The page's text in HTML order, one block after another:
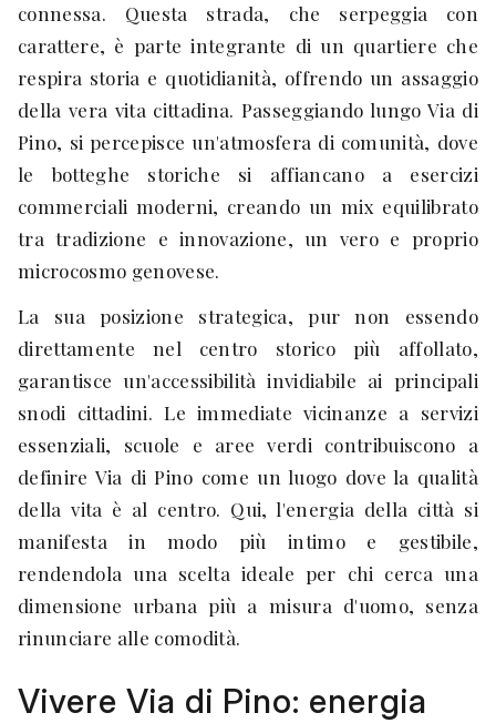
connessa. Questa strada, che serpeggia con
carattere, è parte integrante di un quartiere che
respira storia e quotidianità, offrendo un assaggio
della vera vita cittadina. Passeggiando lungo Via di
Pino, si percepisce un'atmosfera di comunità, dove
le botteghe storiche si affiancano a esercizi
commerciali moderni, creando un mix equilibrato
tra tradizione e innovazione, un vero e proprio
microcosmo genovese.
La sua posizione strategica, pur non essendo
direttamente nel centro storico più affollato,
garantisce un'accessibilità invidiabile ai principali
snodi cittadini. Le immediate vicinanze a servizi
essenziali, scuole e aree verdi contribuiscono a
definire Via di Pino come un luogo dove la qualità
della vita è al centro. Qui, l'energia della città si
manifesta in modo più intimo e gestibile,
rendendola una scelta ideale per chi cerca una
dimensione urbana più a misura d'uomo, senza
rinunciare alle comodità.
Vivere Via di Pino: energia